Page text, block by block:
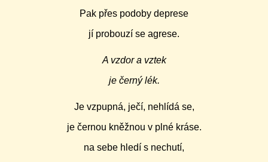
Pak přes podoby deprese
jí probouzí se agrese.
A vzdor a vztek
je černý lék.
Je vzpupná, ječí, nehlídá se,
je černou kněžnou v plné kráse.
na sebe hledí s nechutí,